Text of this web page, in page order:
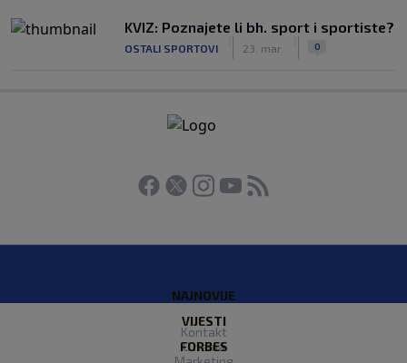
KVIZ: Poznajete li bh. sport i sportiste?
OSTALI SPORTOVI 23. mar. 0
NAJNOVIJE
VIJESTI
FORBES
Kontakt
O nama